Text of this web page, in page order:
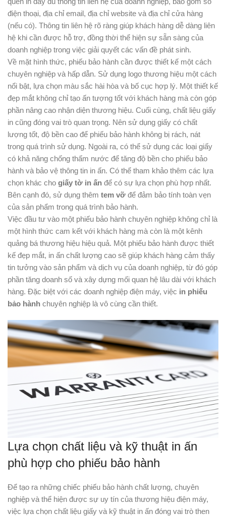
điện thoại, địa chỉ email, địa chỉ website và địa chỉ cửa hàng
(nếu có). Thông tin liên hệ rõ ràng giúp khách hàng dễ dàng liên
hệ khi cần được hỗ trợ, đồng thời thể hiện sự sẵn sàng của
doanh nghiệp trong việc giải quyết các vấn đề phát sinh.
Về mặt hình thức, phiếu bảo hành cần được thiết kế một cách
chuyên nghiệp và hấp dẫn. Sử dụng logo thương hiệu một cách
nổi bật, lựa chọn màu sắc hài hòa và bố cục hợp lý. Một thiết kế
đẹp mắt không chỉ tạo ấn tượng tốt với khách hàng mà còn góp
phần nâng cao nhận diện thương hiệu. Cuối cùng, chất liệu giấy
in cũng đóng vai trò quan trọng. Nên sử dụng giấy có chất
lượng tốt, độ bền cao để phiếu bảo hành không bị rách, nát
trong quá trình sử dụng. Ngoài ra, có thể sử dụng các loại giấy
có khả năng chống thấm nước để tăng độ bền cho phiếu bảo
hành và bảo vệ thông tin in ấn. Có thể tham khảo thêm các lựa
chọn khác cho giấy tờ in ấn để có sự lựa chọn phù hợp nhất.
Bên cạnh đó, sử dụng thêm tem vỡ để đảm bảo tính toàn vẹn
của sản phẩm trong quá trình bảo hành.
Việc đầu tư vào một phiếu bảo hành chuyên nghiệp không chỉ là
một hình thức cam kết với khách hàng mà còn là một kênh
quảng bá thương hiệu hiệu quả. Một phiếu bảo hành được thiết
kế đẹp mắt, in ấn chất lượng cao sẽ giúp khách hàng cảm thấy
tin tưởng vào sản phẩm và dịch vụ của doanh nghiệp, từ đó góp
phần tăng doanh số và xây dựng mối quan hệ lâu dài với khách
hàng. Đặc biệt với các doanh nghiệp điện máy, việc in phiếu
bảo hành chuyên nghiệp là vô cùng cần thiết.
Lựa chọn chất liệu và kỹ thuật in ấn
phù hợp cho phiếu bảo hành
Để tạo ra những chiếc phiếu bảo hành chất lượng, chuyên
nghiệp và thể hiện được sự uy tín của thương hiệu điện máy,
việc lựa chọn chất liệu giấy và kỹ thuật in ấn đóng vai trò then